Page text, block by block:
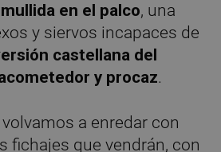
en el palco, una
y siervos incapaces de
castellana del
y procaz.
a enredar con
fichajes que vendrán, con